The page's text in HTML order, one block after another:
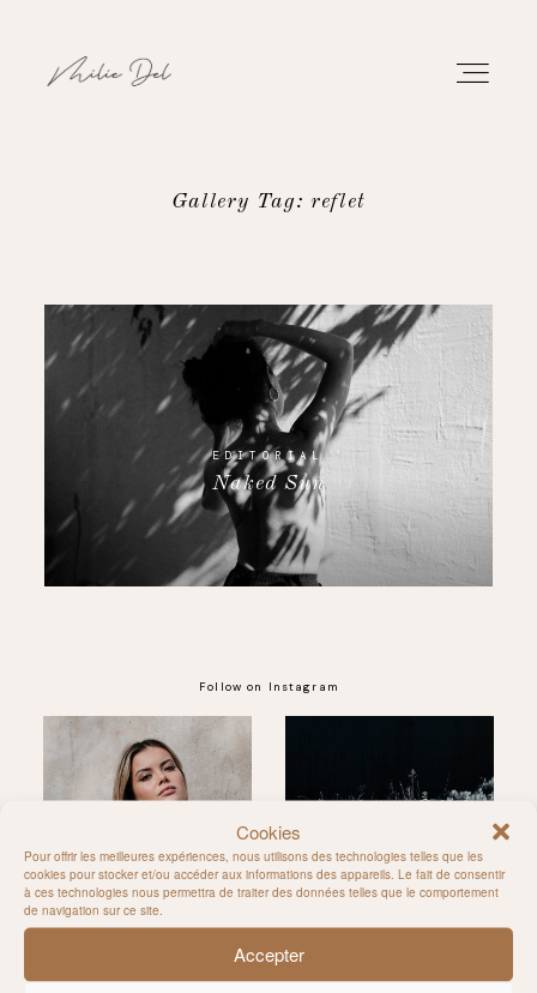
Cookies
Pour offrir les meilleures expériences, nous utilisons des technologies telles que les
cookies pour stocker et/ou accéder aux informations des appareils. Le fait de consentir
à ces technologies nous permettra de traiter des données telles que le comportement
de navigation sur ce site.
Accepter
WORK
Gallery Tag: reflet
EDITORIAL
Naked Sun
Follow on Instagram